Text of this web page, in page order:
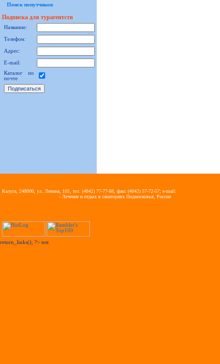
Поиск попутчиков
Подписка для турагентств
Название:
Телефон:
Адрес:
E-mail:
Каталог по
почте
Калуга, 248000, ул. Ленина, 105, тел. (4842) 77-77-88, факс (4842) 57-72-57; e-mail:
- Лечение и отдых в санаториях Подмосковья, России
return_links(); ?> test